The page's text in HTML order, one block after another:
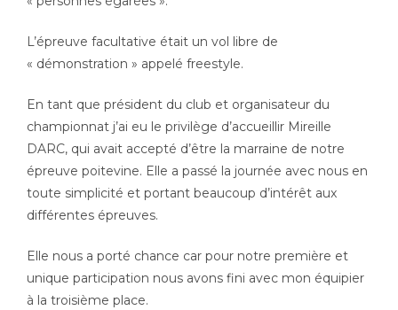
L’épreuve facultative était un vol libre de
« démonstration » appelé freestyle.
En tant que président du club et organisateur du
championnat j’ai eu le privilège d’accueillir Mireille
DARC, qui avait accepté d’être la marraine de notre
épreuve poitevine. Elle a passé la journée avec nous en
toute simplicité et portant beaucoup d’intérêt aux
différentes épreuves.
Elle nous a porté chance car pour notre première et
unique participation nous avons fini avec mon équipier
à la troisième place.